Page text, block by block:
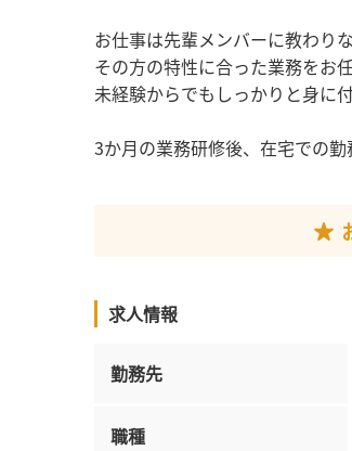
お仕事は先輩メンバーに教わり
その方の特性に合った業務をお任
未経験からでもしっかりと身に
3か月の業務研修後、在宅での勤
求人情報
勤務先
職種